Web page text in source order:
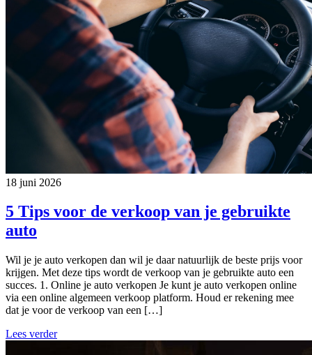
18 juni 2026
5 Tips voor de verkoop van je gebruikte
auto
Wil je je auto verkopen dan wil je daar natuurlijk de beste prijs voor
krijgen. Met deze tips wordt de verkoop van je gebruikte auto een
succes. 1. Online je auto verkopen Je kunt je auto verkopen online
via een online algemeen verkoop platform. Houd er rekening mee
dat je voor de verkoop van een […]
Lees verder